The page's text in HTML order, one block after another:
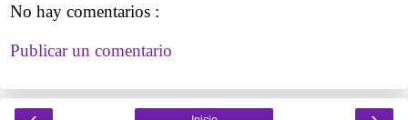
No hay comentarios :
Publicar un comentario